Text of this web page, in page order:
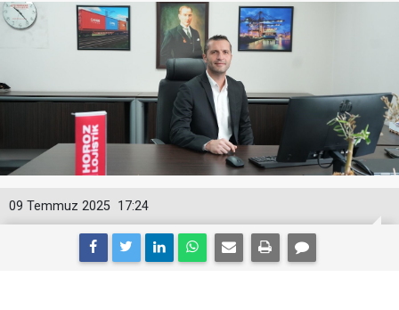
17:24
09 Temmuz 2025